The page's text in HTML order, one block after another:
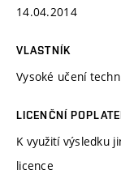
14.04.2014
VLASTNÍK
Vysoké učení
LICENČNÍ
K využití výsledku
licence